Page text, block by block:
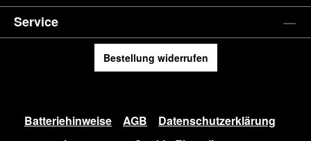
Service
Bestellung widerrufen
Batteriehinweise AGB
Datenschutzerklärung